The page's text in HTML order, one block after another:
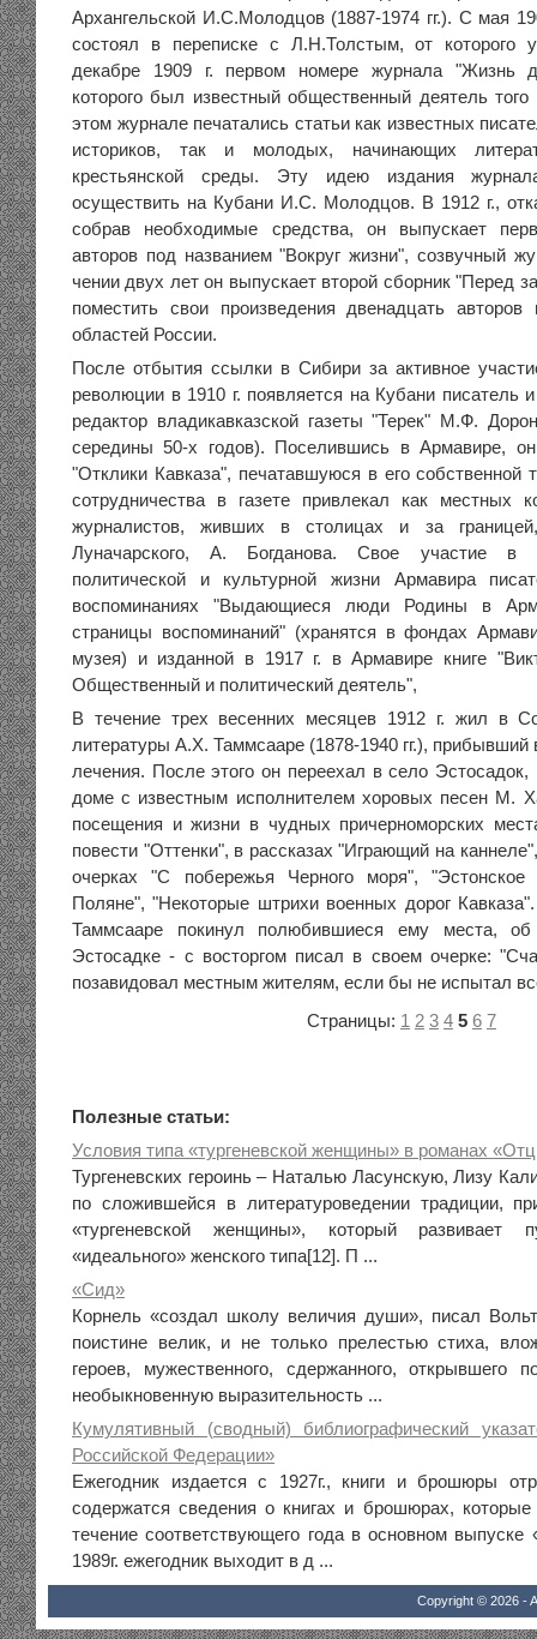
Архангельской И.С.Молодцов (1887-1974 гг.). С мая
состоял в переписке с Л.Н.Толстым, от
декабре 1909 г. первом номере журнала "Жизнь
которого был известный общественный деятель
этом журнале печатались статьи как известных
историков, так и молодых, начинающих
крестьянской среды. Эту идею издания
осуществить на Кубани И.С. Молодцов. В 1912 г.,
собрав необходимые средства, он выпускает
авторов под названием "Вокруг жизни", созвучный
чении двух лет он выпускает второй сборник "Перед
поместить свои произведения двенадцать
областей России.
После отбытия ссылки в Сибири за активное
революции в 1910 г. появляется на Кубани писатель
редактор владикавказской газеты "Терек" М.Ф.
середины 50-х годов). Поселившись в Армавире, он
"Отклики Кавказа", печатавшуюся в его собственной
сотрудничества в газете привлекал как местных
журналистов, живших в столицах и за
Луначарского, А. Богданова. Свое участие в
политической и культурной жизни Армавира
воспоминаниях "Выдающиеся люди Родины в
страницы воспоминаний" (хранятся в фондах
музея) и изданной в 1917 г. в Армавире книге
Общественный и политический деятель",
В течение трех весенних месяцев 1912 г. жил в
литературы А.Х. Таммсааре (1878-1940 гг.), прибывший
лечения. После этого он переехал в село
доме с известным исполнителем хоровых песен М.
посещения и жизни в чудных причерноморских
повести "Оттенки", в рассказах "Играющий на
очерках "С побережья Черного моря", "Эстонское
Поляне", "Некоторые штрихи военных дорог
Таммсааре покинул полюбившиеся ему места,
Эстосадке - с восторгом писал в своем очерке:
позавидовал местным жителям, если бы не испытал
Страницы: 1 2 3 4 5 6 7
Полезные статьи:
Условия типа «тургеневской женщины» в романах
Тургеневских героинь – Наталью Ласунскую, Лизу
по сложившейся в литературоведении традиции,
«тургеневской женщины», который развивает
«идеального» женского типа[12]. П ...
«Сид»
Корнель «создал школу величия души», писал
поистине велик, и не только прелестью стиха,
героев, мужественного, сдержанного, открывшего
необыкновенную выразительность ...
Кумулятивный (сводный) библиографический
Российской Федерации»
Ежегодник издается с 1927г., книги и брошюры
содержатся сведения о книгах и брошюрах,
течение соответствующего года в основном
1989г. ежегодник выходит в д ...
Copyright © 2026 -